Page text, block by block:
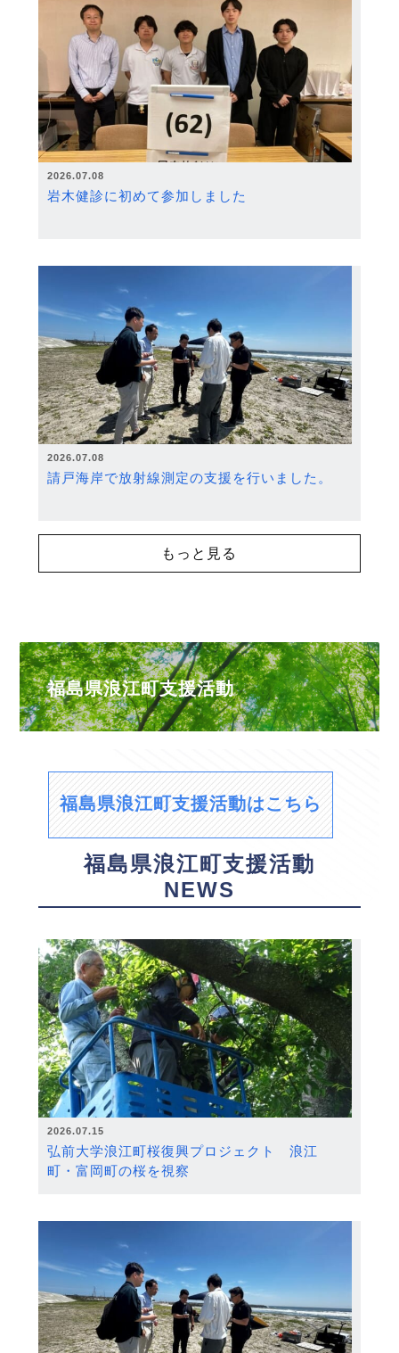
2026.07.08
岩木健診に初めて参加しました
2026.07.08
請戸海岸で放射線測定の支援を行いました。
もっと見る
福島県浪江町支援活動
福島県浪江町支援活動はこちら
福島県浪江町支援活動
NEWS
2026.07.15
弘前大学浪江町桜復興プロジェクト 浪江
町・富岡町の桜を視察